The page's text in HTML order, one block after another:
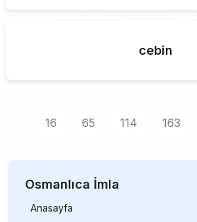
cebin
16 65 114 163
Osmanlıca İmla
Anasayfa